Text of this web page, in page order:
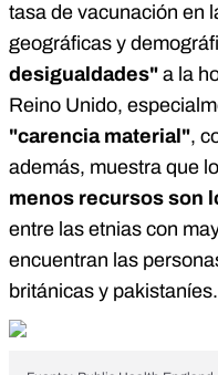
tasa de vacunación en
geográficas y
desigualdades" a la
Reino Unido,
"carencia material",
además, muestra que
menos recursos son
entre las etnias con
encuentran las
británicas y pakistaníes.